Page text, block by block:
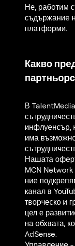
Не, работим
съдържание
платформи.
Какво
В
инфлуенсър,
има
Нашата
MCN Network
ние
канал в
творческо и
цел е
на обхвата,
AdSense.